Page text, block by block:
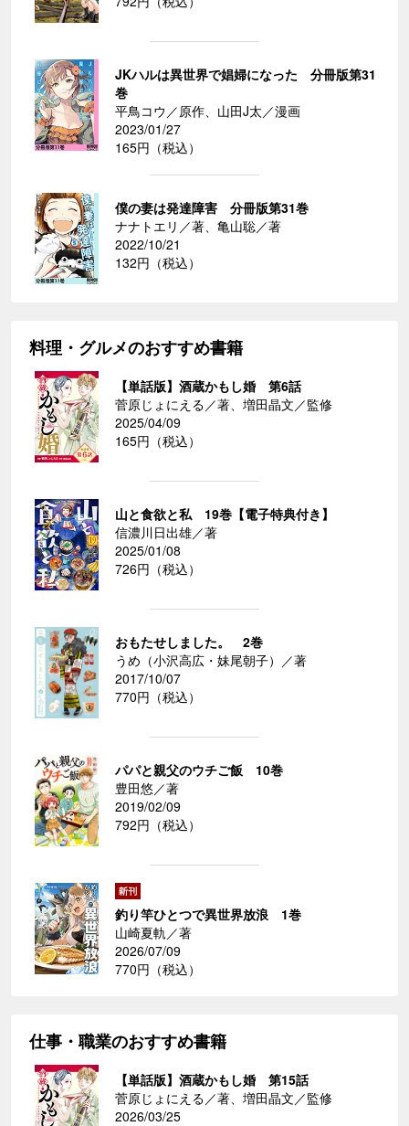
JKハルは異世界で娼婦になった 分冊版第31
巻
平鳥コウ／原作、山田J太／漫画
2023/01/27
165円（税込）
僕の妻は発達障害 分冊版第31巻
ナナトエリ／著、亀山聡／著
2022/10/21
132円（税込）
料理・グルメのおすすめ書籍
【単話版】酒蔵かもし婚 第6話
菅原じょにえる／著、増田晶文／監修
2025/04/09
165円（税込）
山と食欲と私 19巻【電子特典付き】
信濃川日出雄／著
2025/01/08
726円（税込）
おもたせしました。 2巻
うめ（小沢高広・妹尾朝子）／著
2017/10/07
770円（税込）
パパと親父のウチご飯 10巻
豊田悠／著
2019/02/09
792円（税込）
釣り竿ひとつで異世界放浪 1巻
山崎夏軌／著
2026/07/09
770円（税込）
仕事・職業のおすすめ書籍
【単話版】酒蔵かもし婚 第15話
菅原じょにえる／著、増田晶文／監修
2026/03/25